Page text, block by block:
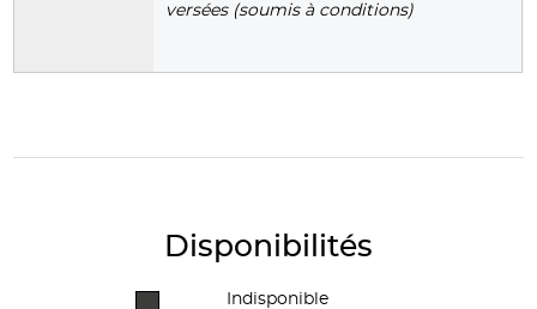
versées (soumis à conditions)
Disponibilités
Indisponible